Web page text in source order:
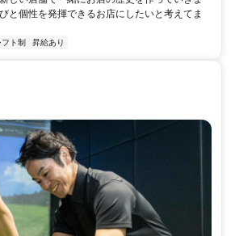
と個性を発揮できるお店にしたいと考えてま
フト制 昇給あり